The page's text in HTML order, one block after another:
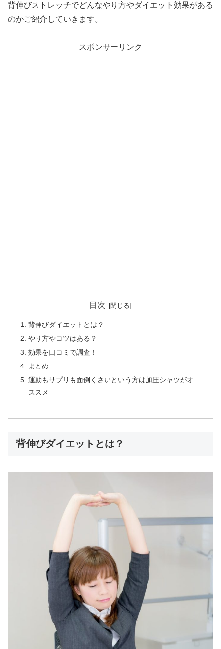
背伸びストレッチでどんなやり方やダイエット効果がある
のかご紹介していきます。
スポンサーリンク
目次
背伸びダイエットとは？
やり方やコツはある？
効果を口コミで調査！
まとめ
運動もサプリも面倒くさいという方は加圧シャツがオ
ススメ
背伸びダイエットとは？